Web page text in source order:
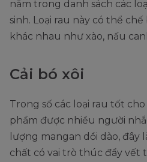
nằm trong danh sách các
sinh. Loại rau này có thể
khác nhau như xào, nấu
Cải bó xôi
Trong số các loại rau tốt
phẩm được nhiều người
lượng mangan dồi dào,
chất có vai trò thúc đẩy vết